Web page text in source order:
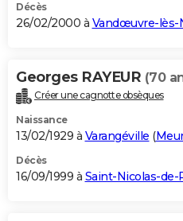
Décès
26/02/2000 à Vandœuvre-lès-
Georges RAYEUR (70
Créer une cagnotte obsèques
Naissance
13/02/1929 à Varangéville (
Décès
16/09/1999 à Saint-Nicolas-de-